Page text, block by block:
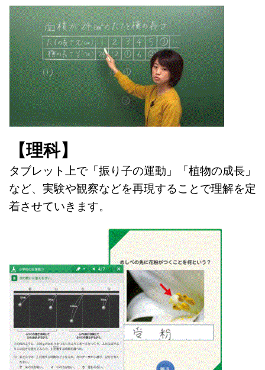
【理科】
タブレット上で「振り子の運動」「植物の成長」
など、実験や観察などを再現することで理解を定
着させていきます。